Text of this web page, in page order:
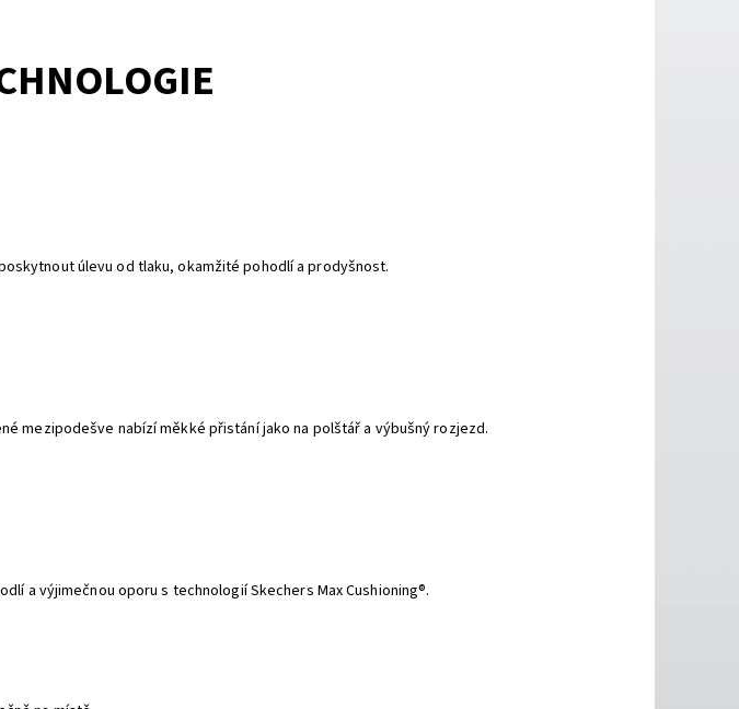
úlevu od tlaku, okamžité pohodlí a prodyšnost.
mezipodešve nabízí měkké přistání jako na polštář a výbušný rozjezd.
a výjimečnou oporu s technologií Skechers Max Cushioning®.